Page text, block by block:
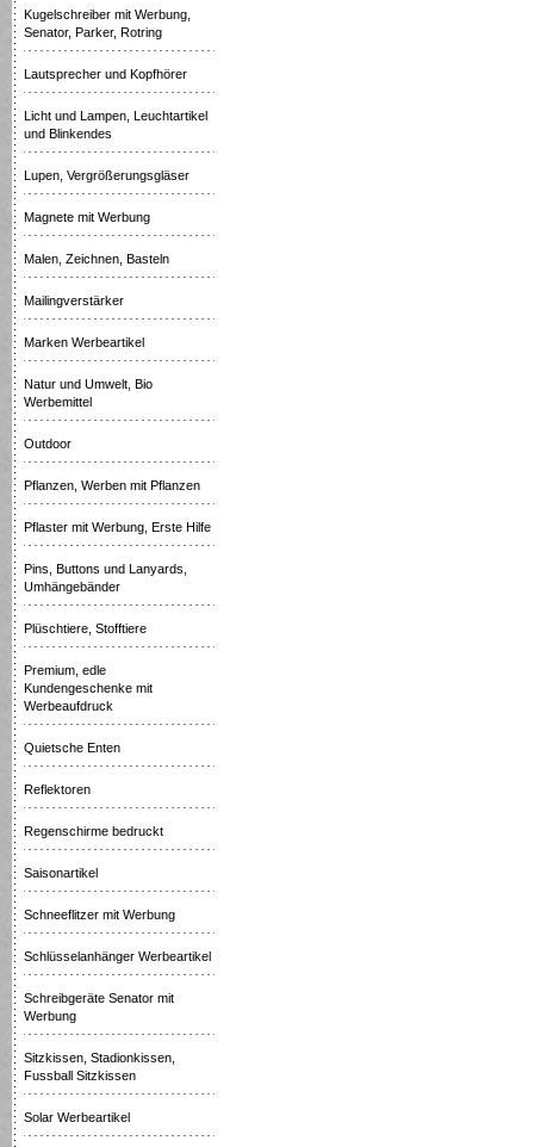
Kugelschreiber mit Werbung,
Senator, Parker, Rotring
Lautsprecher und Kopfhörer
Licht und Lampen, Leuchtartikel
und Blinkendes
Lupen, Vergrößerungsgläser
Magnete mit Werbung
Malen, Zeichnen, Basteln
Mailingverstärker
Marken Werbeartikel
Natur und Umwelt, Bio
Werbemittel
Outdoor
Pflanzen, Werben mit Pflanzen
Pflaster mit Werbung, Erste Hilfe
Pins, Buttons und Lanyards,
Umhängebänder
Plüschtiere, Stofftiere
Premium, edle
Kundengeschenke mit
Werbeaufdruck
Quietsche Enten
Reflektoren
Regenschirme bedruckt
Saisonartikel
Schneeflitzer mit Werbung
Schlüsselanhänger Werbeartikel
Schreibgeräte Senator mit
Werbung
Sitzkissen, Stadionkissen,
Fussball Sitzkissen
Solar Werbeartikel